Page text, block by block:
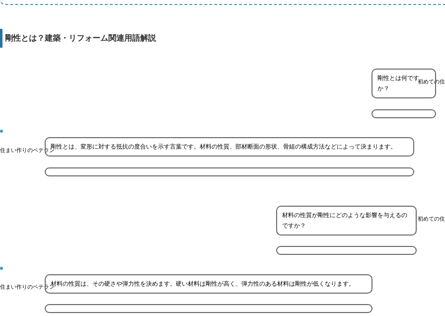
剛性とは？建築・リフォーム関連用語解説
初めての
剛性とは何です
か？
住まい作りのベテラン剛性とは、変形に対する抵抗の度合いを示す言葉です。材料の性質、部材断面の形状、骨組の構成方法などによって決まります。
初めての
材料の性質が剛性にどのような影響を与えるの
ですか？
住まい作りのベテラン材料の性質は、その硬さや弾力性を決めます。硬い材料は剛性が高く、弾力性のある材料は剛性が低くなります。